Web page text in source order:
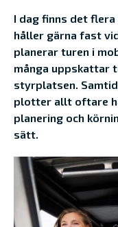
I dag finns det
håller gärna fast
planerar turen i
många uppskattar
styrplatsen.
plotter allt oftare
planering och
sätt.